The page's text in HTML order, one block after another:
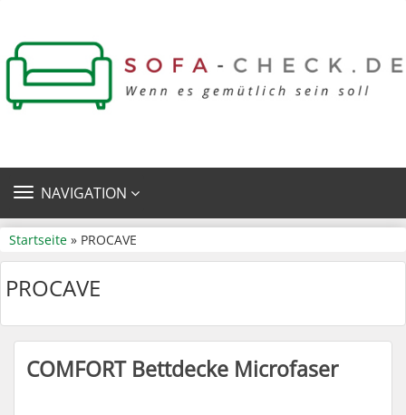
TOGGLE
NAVIGATION
Startseite » PROCAVE
PROCAVE
COMFORT Bettdecke Microfaser